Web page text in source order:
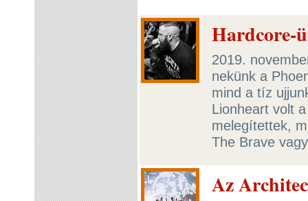
Hardcore-
2019.
nekünk a
mind a tíz
Lionheart volt
melegítettek,
The Brave
Az